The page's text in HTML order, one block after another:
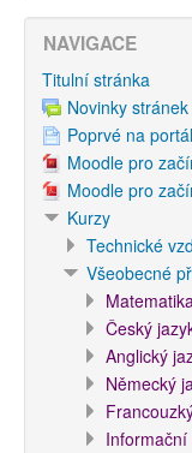
NAVIGACE
Titulní stránka
Novinky stránek
Poprvé na
Moodle pro
Moodle pro
Kurzy
Technické
Všeobecné
Český
Anglický
Informační